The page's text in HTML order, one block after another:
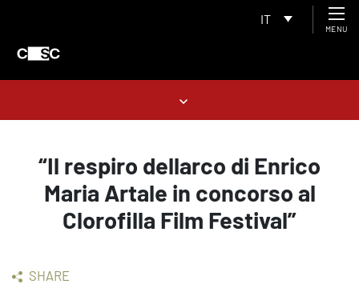
IT
MENU
“Il respiro dellarco di Enrico
Maria Artale in concorso al
Clorofilla Film Festival”
SHARE